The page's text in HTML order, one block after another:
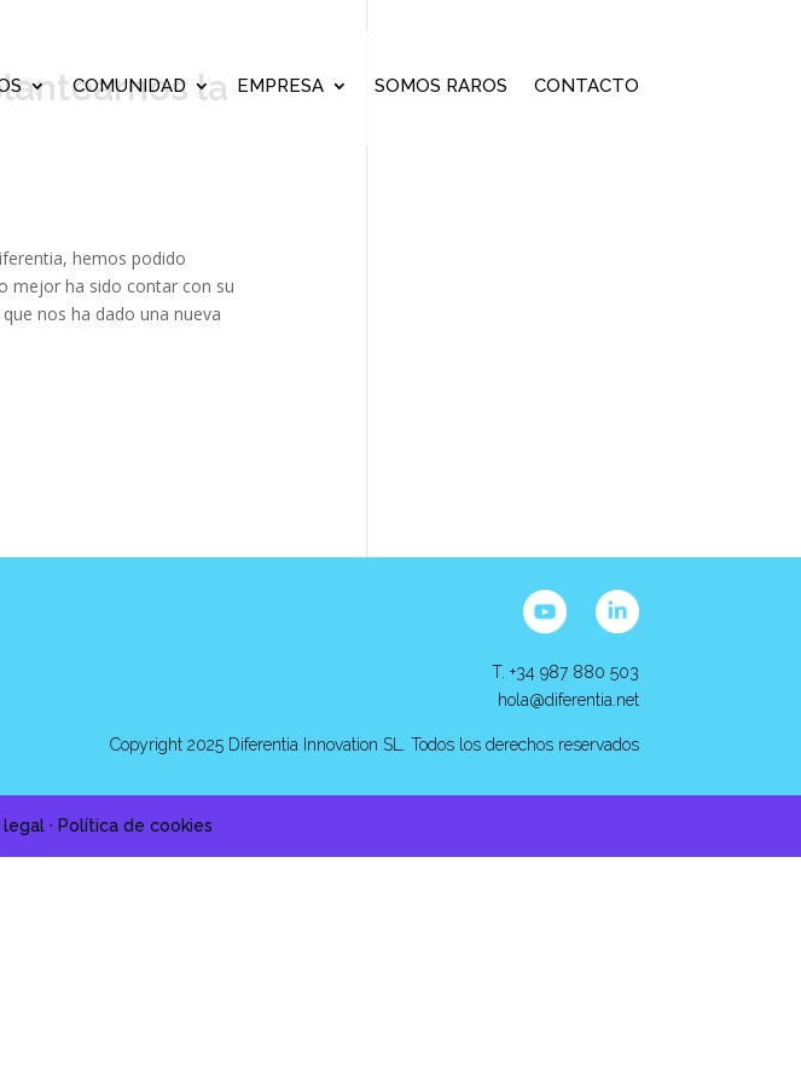
COMUNIDAD EMPRESA SOMOS RAROS CONTACTO
la
hemos podido
mejor ha sido contar con su
nos ha dado una nueva
T. +34 987 880 503
hola@diferentia.net
Copyright 2025 Diferentia Innovation SL. Todos los derechos reservados
legal · Política de cookies